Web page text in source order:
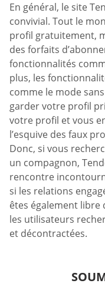
En général, le site
convivial. Tout le
profil gratuitement,
des forfaits
fonctionnalités
plus, les
comme le mode
garder votre profil
votre profil et vous
l’esquive des faux
Donc, si vous
un compagnon,
rencontre
si les relations
êtes également
les utilisateurs
et décontractées.